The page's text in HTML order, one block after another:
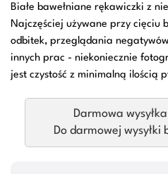
Białe bawełniane rękawiczki z
Najczęściej używane przy cięciu
odbitek, przeglądania
innych prac - niekoniecznie
jest czystość z minimalną ilością
Darmowa
Do darmowej wysyłki